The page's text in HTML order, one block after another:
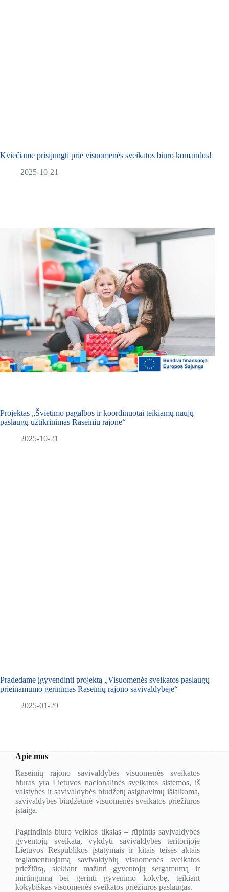
Kviečiame prisijungti prie visuomenės sveikatos biuro komandos!
2025-10-21
Projektas „Švietimo pagalbos ir koordinuotai teikiamų naujų
paslaugų užtikrinimas Raseinių rajone“
2025-10-21
Pradedame įgyvendinti projektą „Visuomenės sveikatos paslaugų
prieinamumo gerinimas Raseinių rajono savivaldybėje“
2025-01-29
Apie mus
Raseinių rajono savivaldybės visuomenės sveikatos
biuras yra Lietuvos nacionalinės sveikatos sistemos, iš
valstybės ir savivaldybės biudžetų asignavimų išlaikoma,
savivaldybės biudžetinė visuomenės sveikatos priežiūros
įstaiga.
Pagrindinis biuro veiklos tikslas – rūpintis savivaldybės
gyventojų sveikata, vykdyti savivaldybės teritorijoje
Lietuvos Respublikos įstatymais ir kitais teisės aktais
reglamentuojamą savivaldybių visuomenės sveikatos
priežiūrą, siekiant mažinti gyventojų sergamumą ir
mirtingumą bei gerinti gyvenimo kokybę, teikiant
kokybiškas visuomenės sveikatos priežiūros paslaugas.